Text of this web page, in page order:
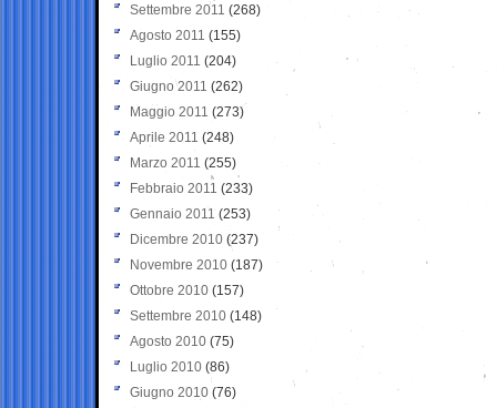
Settembre 2011 (268)
Agosto 2011 (155)
Luglio 2011 (204)
Giugno 2011 (262)
Maggio 2011 (273)
Aprile 2011 (248)
Marzo 2011 (255)
Febbraio 2011 (233)
Gennaio 2011 (253)
Dicembre 2010 (237)
Novembre 2010 (187)
Ottobre 2010 (157)
Settembre 2010 (148)
Agosto 2010 (75)
Luglio 2010 (86)
Giugno 2010 (76)